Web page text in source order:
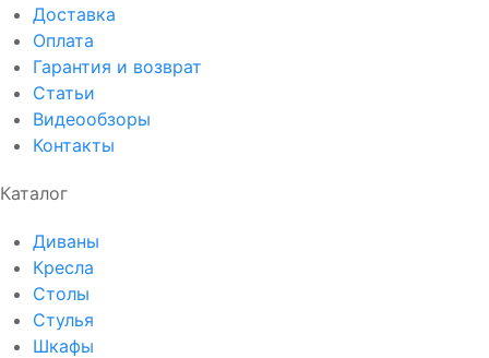
Доставка
Оплата
Гарантия и возврат
Статьи
Видеообзоры
Контакты
Каталог
Диваны
Кресла
Столы
Стулья
Шкафы